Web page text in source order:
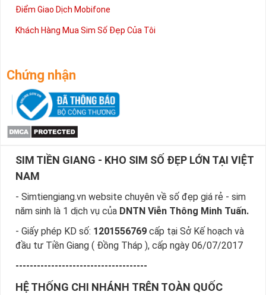
Điểm Giao Dịch Mobifone
Khách Hàng Mua Sim Số Đẹp Của Tôi
Chứng nhận
SIM TIỀN GIANG - KHO SIM SỐ ĐẸP LỚN TẠI VIỆT
NAM
- Simtiengiang.vn website chuyên về số đẹp giá rẻ - sim
năm sinh là 1 dịch vụ của DNTN Viễn Thông Minh Tuấn.
- Giấy phép KD số: 1201556769 cấp tại Sở Kế hoạch và
đầu tư Tiền Giang ( Đồng Tháp ), cấp ngày 06/07/2017
-------------------------------------
HỆ THỐNG CHI NHÁNH TRÊN TOÀN QUỐC